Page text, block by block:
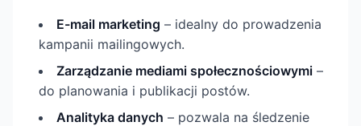
E-mail marketing – idealny do prowadzenia
kampanii mailingowych.
Zarządzanie mediami społecznościowymi –
do planowania i publikacji postów.
Analityka danych – pozwala na śledzenie